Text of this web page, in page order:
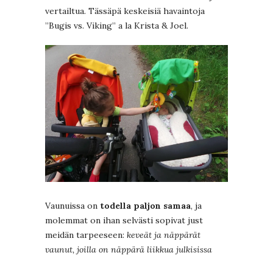
vertailtua. Tässäpä keskeisiä havaintoja
”Bugis vs. Viking” a la Krista & Joel.
Vaunuissa on todella paljon samaa, ja
molemmat on ihan selvästi sopivat just
meidän tarpeeseen: keveät ja näppärät
vaunut, joilla on näppärä liikkua julkisissa